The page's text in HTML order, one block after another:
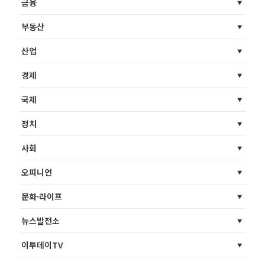
금융
부동산
산업
경제
국제
정치
사회
오피니언
문화·라이프
뉴스발전소
이투데이TV